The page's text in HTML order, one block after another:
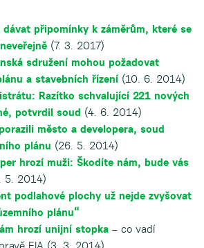
dávat připomínky k záměrům, které se
(7. 3. 2017)
sdružení mohou požadovat
a stavebních řízení(10. 6. 2014)
Razítko schvalující 221 nových
potvrdil soud (4. 6. 2014)
město a developera, soud
plánu (26. 5. 2014)
hrozí muži: Škodíte nám, bude vás
2014)
podlahové plochy už nejde zvyšovat
plánu“
hrozí unijní stopka– co vadí